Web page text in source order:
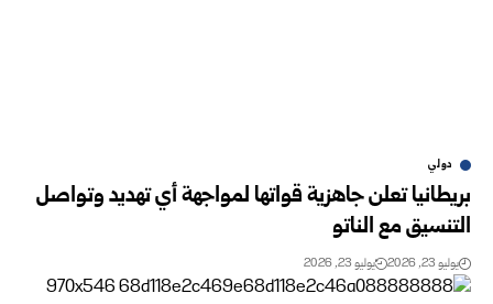
دولي
بريطانيا تعلن جاهزية قواتها لمواجهة أي تهديد وتواصل
التنسيق مع الناتو
يوليو 23, 2026 يوليو 23, 2026